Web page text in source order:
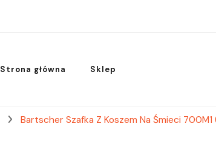
Strona główna Sklep
Bartscher Szafka Z Koszem Na Śmieci 700M1